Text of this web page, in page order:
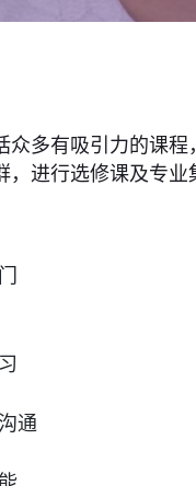
众多有吸引力的课
，进行选修课及专业
通